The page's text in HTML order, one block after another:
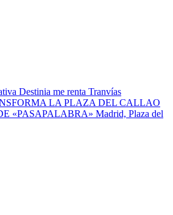
Destinia me renta Tranvías
LA PLAZA DEL CALLAO
«PASAPALABRA» Madrid, Plaza del